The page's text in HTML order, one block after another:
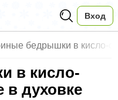
Вход
бедрышки в кисло-
в кисло-
в духовке